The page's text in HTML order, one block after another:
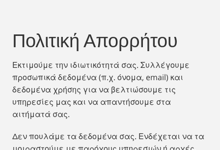
Πολιτική Απορρήτου
Εκτιμούμε την ιδιωτικότητά σας. Συλλέγουμε
προσωπικά δεδομένα (π.χ. όνομα, email) και
δεδομένα χρήσης για να βελτιώσουμε τις
υπηρεσίες μας και να απαντήσουμε στα
αιτήματά σας.
Δεν πουλάμε τα δεδομένα σας. Ενδέχεται να τα